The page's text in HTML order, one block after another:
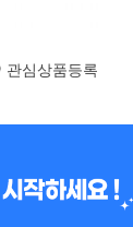
관심상품등록